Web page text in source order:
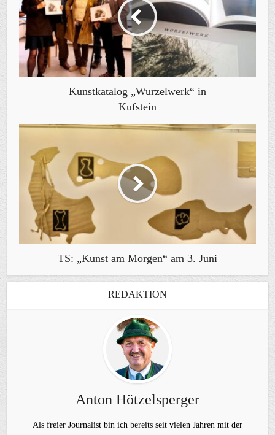
Kunstkatalog „Wurzelwerk“ in
Kufstein
TS: „Kunst am Morgen“ am 3. Juni
REDAKTION
Anton Hötzelsperger
Als freier Journalist bin ich bereits seit vielen Jahren mit der